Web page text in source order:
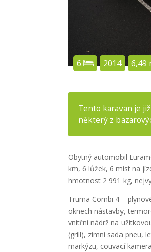
6 2014 6,49
Tento karavan je
některý z
Obytný automobil
km, 6 lůžek, 6 míst na
hmotnost 2 991 kg,
Truma Combi 4 –
oknech nástavby,
vnitřní nádrž na
(grill), zimní sada pneu,
markýzu, couvací